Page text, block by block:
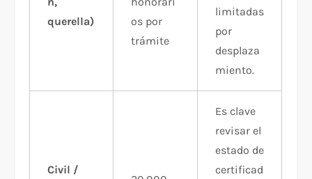
querella)
os por
trámite
limitadas
por
desplaza
miento.
Civil /
Es clave
revisar el
estado de
certificad